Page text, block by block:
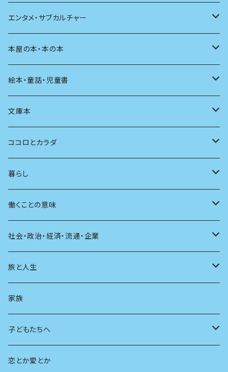
評論
文章術
その他
評論
言葉
言語
批評
アンソロジー
自伝・伝記
その他
食べる
料理
発酵・麹
住う
その他
デザイン
イラスト
アート
写真
その他
インテリア
ファッション
建築
スポーツ
AIと社会
広告
エンタメ・サブカルチャー
映画
音楽
マンガ
テレビ
ラジオ
マガジン
その他
アニメ
日本の芸能
本屋の本・本の本
本屋さんの本
本の本
読書
絵本・童話・児童書
小さいお子さん向け
自分で読めるようになったら
大人も楽しい絵本
海外絵本
童話
その他
文庫本
男性作家
女性作家
その他
ココロとカラダ
フェミニズム
カウンセリング
人間関係
健康
暮らし
料理
育児
日常生活
学ぶ楽しみ
働くことの意味
仕事のヒント
社会・政治・経済・流通・企業
過去
現在
未来
旅と人生
旅
人生
家族
子どもたちへ
教育
恋とか愛とか